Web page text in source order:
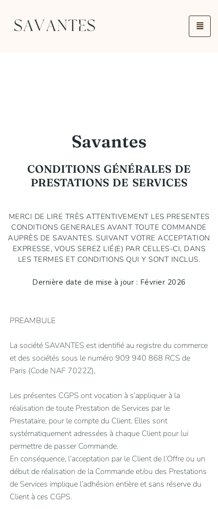
Savantes
CONDITIONS GÉNÉRALES DE
PRESTATIONS DE SERVICES
MERCI DE LIRE TRÈS ATTENTIVEMENT LES PRESENTES
CONDITIONS GENERALES AVANT TOUTE COMMANDE
AUPRÈS DE SAVANTES. SUIVANT VOTRE ACCEPTATION
EXPRESSE, VOUS SEREZ LIÉ(E) PAR CELLES-CI, DANS
LES TERMES ET CONDITIONS QUI Y SONT INCLUS.
Dernière date de mise à jour : Février 2026
PREAMBULE
La société SAVANTES est identifié au registre du commerce
et des sociétés sous le numéro 909 940 868 RCS de
Paris (Code NAF 7022Z),
Les présentes CGPS ont vocation à s’appliquer à la
réalisation de toute Prestation de Services par le
Prestataire, pour le compte du Client. Elles sont
systématiquement adressées à chaque Client pour lui
permettre de passer Commande.
En conséquence, l’acceptation par le Client de l’Offre ou un
début de réalisation de la Commande et/ou des Prestations
de Services implique l’adhésion entière et sans réserve du
Client à ces CGPS.